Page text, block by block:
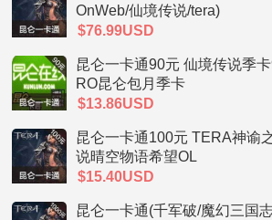
OnWeb/仙境传说/tera)
$76.99USD
昆仑一卡通90元 仙境传说季
RO昆仑包月季卡
$13.86USD
昆仑一卡通100元 TERA神谕
说晴空物语希望OL
$15.40USD
昆仑一卡通(千军破/魔幻三国